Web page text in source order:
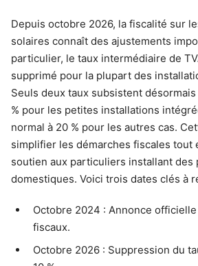
Depuis octobre 2026, la fiscalité sur
solaires connaît des ajustements
particulier, le taux intermédiaire de
supprimé pour la plupart des
Seuls deux taux subsistent
% pour les petites installations
normal à 20 % pour les autres cas.
simplifier les démarches fiscales tout
soutien aux particuliers installant des
domestiques. Voici trois dates clés à
Octobre 2024 : Annonce
fiscaux.
Octobre 2026 : Suppression du